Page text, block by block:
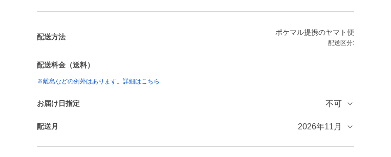
配送方法
ポケマル提携のヤマト便
配送区分:
配送料金（送料）
※離島などの例外はあります。詳細はこちら
お届け日指定 不可
配送月 2026年11月